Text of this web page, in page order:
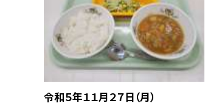
令和５年１１月２７日（月）